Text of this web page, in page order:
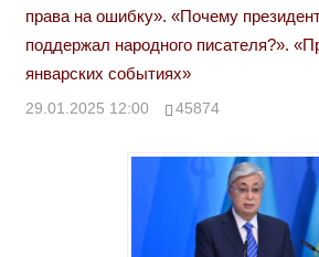
права на ошибку». «Почему
поддержал народного писателя?».
январских событиях»
29.01.2025 12:00 45874